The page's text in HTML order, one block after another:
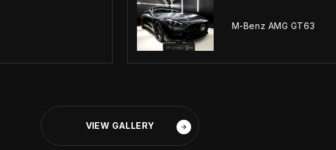
M-Benz AMG GT63
VIEW GALLERY